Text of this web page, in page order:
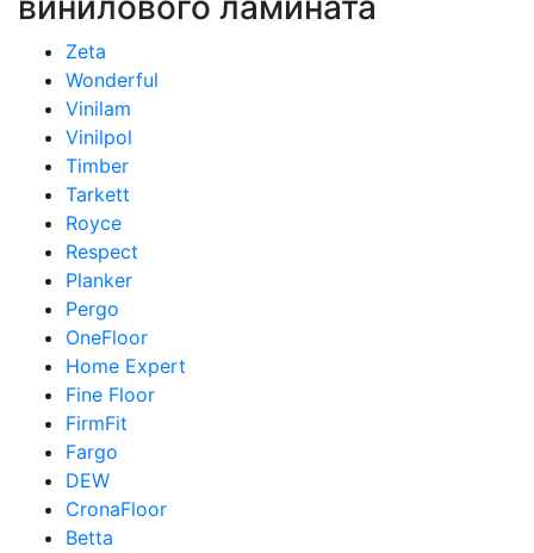
Zeta
Wonderful
Vinilam
Vinilpol
Timber
Tarkett
Royce
Respect
Planker
Pergo
OneFloor
Home Expert
Fine Floor
FirmFit
Fargo
DEW
CronaFloor
Betta